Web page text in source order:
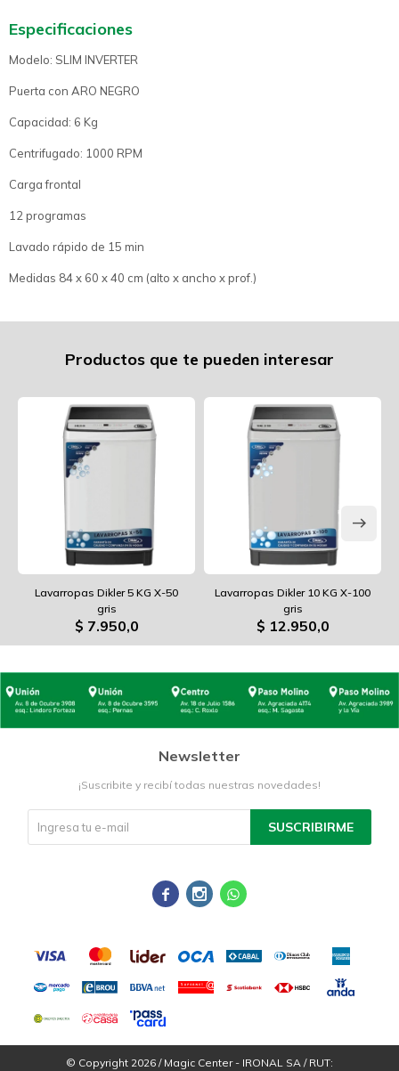
Especificaciones
Modelo: SLIM INVERTER
Puerta con ARO NEGRO
Capacidad: 6 Kg
Centrifugado: 1000 RPM
Carga frontal
12 programas
Lavado rápido de 15 min
Medidas 84 x 60 x 40 cm (alto x ancho x prof.)
Productos que te pueden interesar
Lavarropas Dikler 5 KG X-50
gris
$ 7.950,0
Lavarropas Dikler 10 KG X-100
gris
$ 12.950,0
Newsletter
¡Suscribite y recibí todas nuestras novedades!
SUSCRIBIRME
  
© Copyright 2026 / Magic Center - IRONAL SA / RUT: